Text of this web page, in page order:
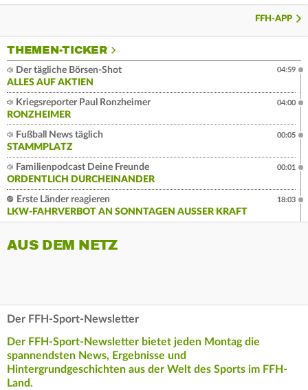
FFH-APP
THEMEN-TICKER
Der tägliche Börsen-Shot
ALLES AUF AKTIEN
04:59
Kriegsreporter Paul Ronzheimer
RONZHEIMER
04:00
Fußball News täglich
STAMMPLATZ
00:05
Familienpodcast Deine Freunde
ORDENTLICH DURCHEINANDER
00:01
Erste Länder reagieren
LKW-FAHRVERBOT AN SONNTAGEN AUSSER KRAFT
18:03
AUS DEM NETZ
Der FFH-Sport-Newsletter
Der FFH-Sport-Newsletter bietet jeden Montag die
spannendsten News, Ergebnisse und
Hintergrundgeschichten aus der Welt des Sports im FFH-
Land.